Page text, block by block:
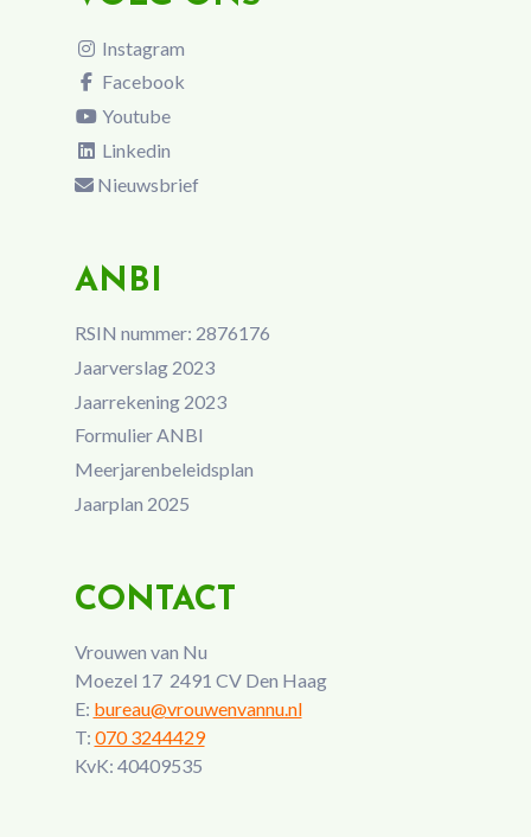
Instagram
Facebook
Youtube
Linkedin
Nieuwsbrief
ANBI
RSIN nummer: 2876176
Jaarverslag 2023
Jaarrekening 2023
Formulier ANBI
Meerjarenbeleidsplan
Jaarplan 2025
CONTACT
Vrouwen van Nu
Moezel 17 2491 CV Den Haag
E: bureau@vrouwenvannu.nl
T: 070 3244429
KvK: 40409535